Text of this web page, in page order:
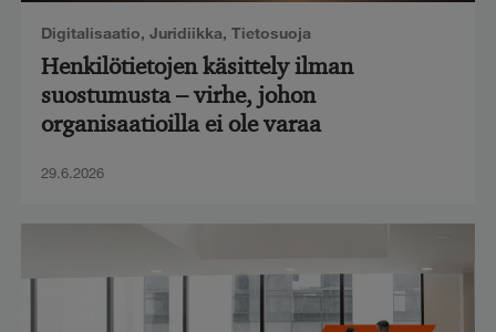
Digitalisaatio, Juridiikka, Tietosuoja
Henkilötietojen käsittely ilman
suostumusta – virhe, johon
organisaatioilla ei ole varaa
29.6.2026